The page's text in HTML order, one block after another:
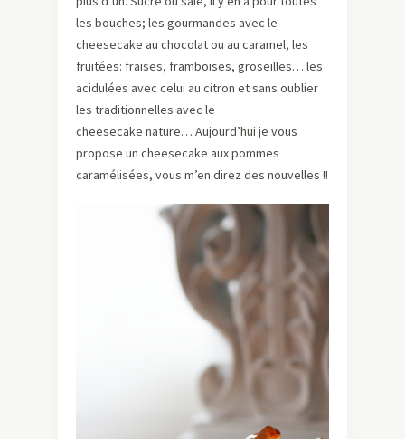
les bouches; les gourmandes avec le
cheesecake au chocolat ou au caramel, les
fruitées: fraises, framboises, groseilles… les
acidulées avec celui au citron et sans oublier
les traditionnelles avec le
cheesecake nature… Aujourd’hui je vous
propose un cheesecake aux pommes
caramélisées, vous m’en direz des nouvelles !!